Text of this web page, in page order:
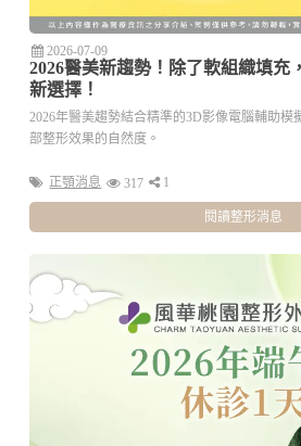
2026-07-09
2026醫美新趨勢！除了軟組織填充
新選擇！
2026年醫美趨勢結合精準的3D影像電腦輔助模
部整形效果的自然度。
正顎消息 317 1
閱讀整形消息